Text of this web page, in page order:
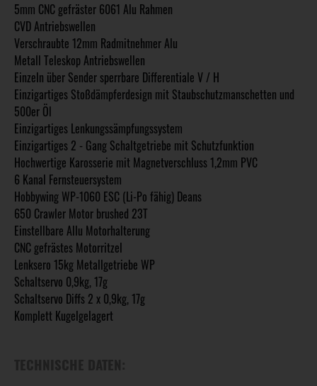
5mm CNC gefräster 6061 Alu Rahmen
CVD Antriebswellen
Verschraubte 12mm Radmitnehmer Alu
Metall Teleskop Antriebswellen
Einzeln über Sender sperrbare Differentiale V / H
Einzigartiges Stoßdämpferdesign mit Staubschutzmanschetten und
500er Öl
Einzigartiges Lenkungssämpfungssystem
Einzigartiges 2 - Gang Schaltgetriebe mit Schutzfunktion
Hochwertige Karosserie mit Magnetverschluss 1,2mm PVC
6 Kanal Fernsteuersystem
Hobbywing WP-1060 ESC (Li-Po fähig) Deans
650 Crawler Motor brushed 23T
Einstellbare Allu Motorhalterung
CNC gefrästes Motorritzel
Lenksero 15kg Metallgetriebe WP
Schaltservo 0,9kg, 17g
Schaltservo Diffs 2 x 0,9kg, 17g
Komplett Kugelgelagert